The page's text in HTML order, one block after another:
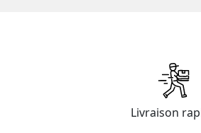
Livraison